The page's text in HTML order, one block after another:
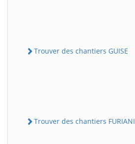
Trouver des chantiers GUISE
Trouver des chantiers FURIANI